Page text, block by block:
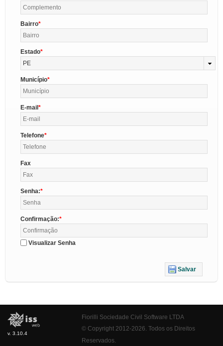
Bairro
Estado
PE
Município
E-mail
Telefone
Fax
Senha:
Confirmação:
Visualizar Senha
Salvar
v. 3.10.4
Fiorilli Sociedade Civil Software LTDA
© Copyright 2012-2026. Todos os Direitos
Reservados.